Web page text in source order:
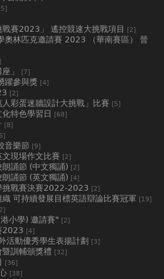
戰賽2023」 遙控競速大挑戰項目 [2]
奧林匹克邀請賽 2023 （華南賽區） 晉
」 [7]
躍參與獎 [4]
[2]
彩蛋迷牆設計大挑戰」比賽 [5]
特色學習日 [68]
[8]
音樂節 [9]
現場作文比賽 [2]
誦節 (中文獨誦) [2]
誦節 (英文獨誦) [4]
挑戰賽決賽2022-2023 [2]
可持續發展目標英語辯論比賽冠軍 [19]
小學) 邀請賽" [2]
2023 [4]
活動優秀學生表揚計劃 [3]
訓輔頒獎禮 [32]
[36]
[38]